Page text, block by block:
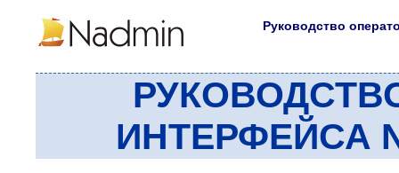
Руководство
ИНТЕРФЕЙСА